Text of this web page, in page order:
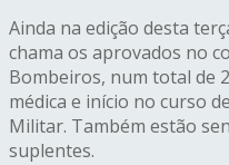
Ainda na edição desta
chama os aprovados no
Bombeiros, num total de
médica e início no curso
Militar. Também estão
suplentes.